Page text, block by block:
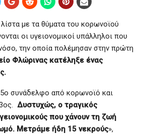
με τα θύματα του κορωνοϊού
οι υγειονομικοί υπάλληλοι που
την οποία πολέμησαν στην πρώτη
Φλώρινας κατέληξε ένας
συνάδελφο από κορωνοϊό και
Δυστυχώς, ο τραγικός
που χάνουν τη ζωή
Μετράμε ήδη 15 νεκρούς»,